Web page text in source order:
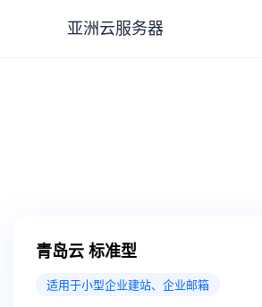
亚洲云服务器
青岛云 标准型
适用于小型企业建站、企业邮箱